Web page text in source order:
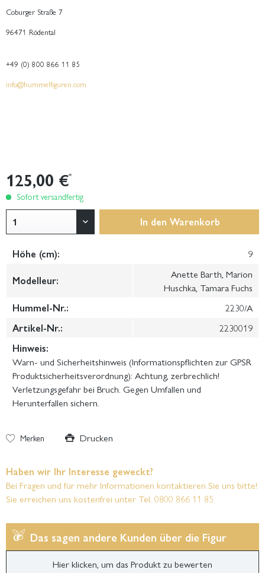
Coburger Straße 7
96471 Rödental
+49 (0) 800 866 11 85
info@hummelfiguren.com
125,00 €*
Sofort versandfertig
In den Warenkorb
Höhe (cm):
9
Modelleur:
Anette Barth, Marion
Huschka, Tamara Fuchs
Hummel-Nr.:
2230/A
Artikel-Nr.:
2230019
Hinweis:
Warn- und Sicherheitshinweis (Informationspflichten zur GPSR
Produktsicherheitsverordnung): Achtung, zerbrechlich!
Verletzungsgefahr bei Bruch. Gegen Umfallen und
Herunterfallen sichern.
Merken Drucken
Haben wir Ihr Interesse geweckt?
Bei Fragen und für mehr Informationen kontaktieren Sie uns bitte!
Sie erreichen uns kostenfrei unter Tel. 0800 866 11 85
Das sagen andere Kunden über die Figur
Hier klicken, um das Produkt zu bewerten